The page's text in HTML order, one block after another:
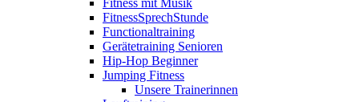
Fitness mit Musik
FitnessSprechStunde
Functionaltraining
Gerätetraining Senioren
Hip-Hop Beginner
Jumping Fitness
Unsere Trainerinnen